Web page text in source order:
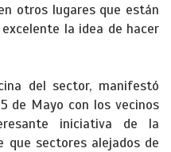
otros lugares que están
la idea de hacer
del sector, manifestó
de Mayo con los vecinos
iniciativa de la
que sectores alejados de